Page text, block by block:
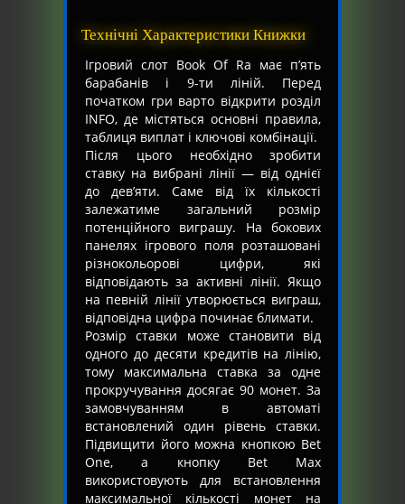
Технічні Характеристики Книжки
Ігровий слот Book Of Ra має п’ять
барабанів і 9-ти ліній. Перед
початком гри варто відкрити розділ
INFO, де містяться основні правила,
таблиця виплат і ключові комбінації.
Після цього необхідно зробити
ставку на вибрані лінії — від однієї
до дев’яти. Саме від їх кількості
залежатиме загальний розмір
потенційного виграшу. На бокових
панелях ігрового поля розташовані
різнокольорові цифри, які
відповідають за активні лінії. Якщо
на певній лінії утворюється виграш,
відповідна цифра починає блимати.
Розмір ставки може становити від
одного до десяти кредитів на лінію,
тому максимальна ставка за одне
прокручування досягає 90 монет. За
замовчуванням в автоматі
встановлений один рівень ставки.
Підвищити його можна кнопкою Bet
One, а кнопку Bet Max
використовують для встановлення
максимальної кількості монет на